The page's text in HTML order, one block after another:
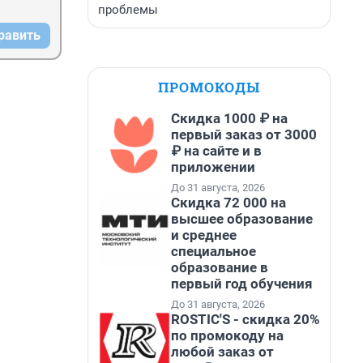
проблемы
ПРОМОКОДЫ
Скидка 1000 ₽ на
первый заказ от 3000
₽ на сайте и в
приложении
До 31 августа, 2026
Скидка 72 000 на
высшее образование
и среднее
специальное
образование в
первый год обучения
До 31 августа, 2026
ROSTIC'S - скидка 20%
по промокоду на
любой заказ от